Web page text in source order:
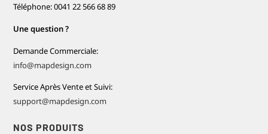
Téléphone: 0041 22 566 68 89
Une question ?
Demande Commerciale:
info@mapdesign.com
Service Après Vente et Suivi:
support@mapdesign.com
NOS PRODUITS